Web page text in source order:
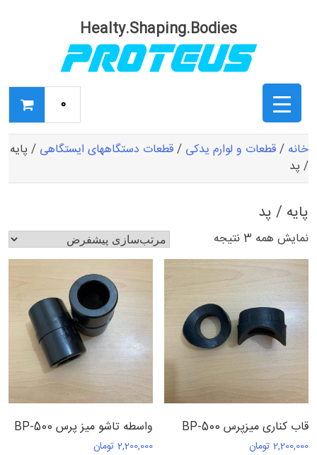
Healty.Shaping.Bodies
0
خانه /قطعات و لوارم یدکی /قطعات دستگاههای ایستگاهی / پایه
/ پد
پایه / پد
نمایش همه 3 نتیجه
قاب کناری میزپرس BP-500
2,200,000 تومان
واسطه تاشو میز پرس BP-500
2,200,000 تومان